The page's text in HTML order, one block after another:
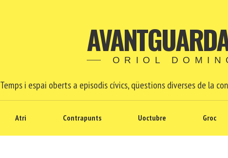
ORIOL
Temps i espai oberts a episodis cívics, qüestions diverses de la
Atri Contrapunts Uoctubre Groc